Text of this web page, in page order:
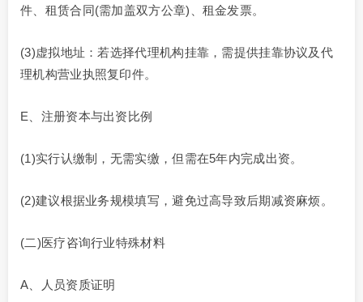
件、租赁合同(需加盖双方公章)、租金发票。
(3)虚拟地址：若选择代理机构挂靠，需提供挂靠协议及代
理机构营业执照复印件。
E、注册资本与出资比例
(1)实行认缴制，无需实缴，但需在5年内完成出资。
(2)建议根据业务规模填写，避免过高导致后期减资麻烦。
(二)医疗咨询行业特殊材料
A、人员资质证明